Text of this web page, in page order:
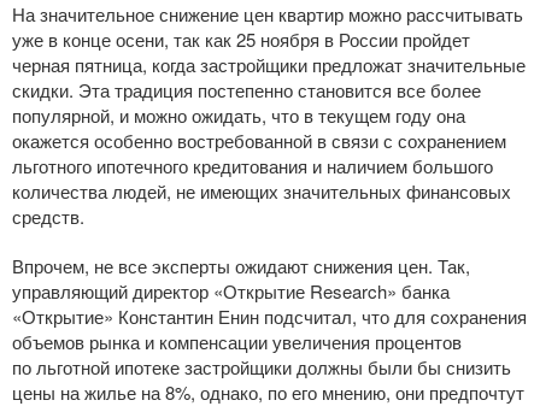
На значительное снижение цен квартир можно рассчитывать
уже в конце осени, так как 25 ноября в России пройдет
черная пятница, когда застройщики предложат значительные
скидки. Эта традиция постепенно становится все более
популярной, и можно ожидать, что в текущем году она
окажется особенно востребованной в связи с сохранением
льготного ипотечного кредитования и наличием большого
количества людей, не имеющих значительных финансовых
средств.
Впрочем, не все эксперты ожидают снижения цен. Так,
управляющий директор «Открытие Research» банка
«Открытие» Константин Енин подсчитал, что для сохранения
объемов рынка и компенсации увеличения процентов
по льготной ипотеке застройщики должны были бы снизить
цены на жилье на 8%, однако, по его мнению, они предпочтут